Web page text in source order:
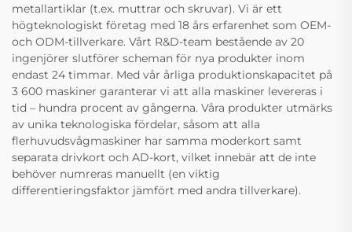
metallartiklar (t.ex. muttrar och skruvar). Vi är ett
högteknologiskt företag med 18 års erfarenhet som OEM-
och ODM-tillverkare. Vårt R&D-team bestående av 20
ingenjörer slutförer scheman för nya produkter inom
endast 24 timmar. Med vår årliga produktionskapacitet på
3 600 maskiner garanterar vi att alla maskiner levereras i
tid – hundra procent av gångerna. Våra produkter utmärks
av unika teknologiska fördelar, såsom att alla
flerhuvudsvågmaskiner har samma moderkort samt
separata drivkort och AD-kort, vilket innebär att de inte
behöver numreras manuellt (en viktig
differentieringsfaktor jämfört med andra tillverkare).